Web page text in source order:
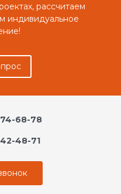
рассчитаем
индивидуальное
68-78
48-71